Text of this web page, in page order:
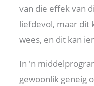
van die effek van
liefdevol, maar dit
wees, en dit kan
In 'n
gewoonlik geneig